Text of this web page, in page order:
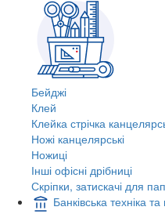
Бейджі
Клей
Клейка стрічка
Ножі канцелярські
Ножиці
Інші офісні дрібниці
Скріпки, затискачі для
Банківська техніка